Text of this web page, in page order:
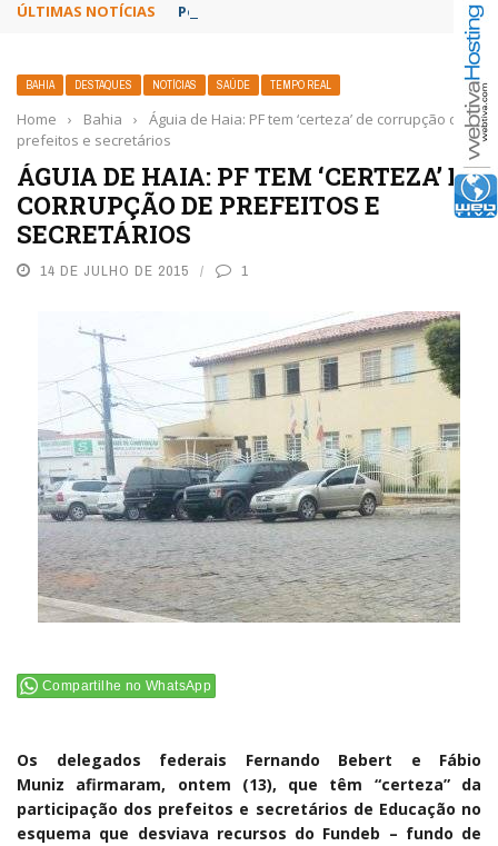
ÚLTIMAS NOTÍCIAS Poetas baianos representam o Brasil no
BAHIA DESTAQUES NOTÍCIAS SAÚDE TEMPO REAL
Home › Bahia ›
Águia de Haia: PF tem ‘certeza’ de corrupção de
prefeitos e secretários
ÁGUIA DE HAIA: PF TEM ‘CERTEZA’ DE
CORRUPÇÃO DE PREFEITOS E
SECRETÁRIOS
14 DE JULHO DE 2015 1
Compartilhe no WhatsApp
Os delegados federais Fernando Bebert e Fábio
Muniz afirmaram, ontem (13), que têm “certeza” da
participação dos prefeitos e secretários de Educação no
esquema que desviava recursos do Fundeb – fundo de